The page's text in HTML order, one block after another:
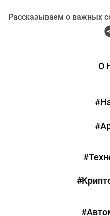
Рассказываем о важных
О